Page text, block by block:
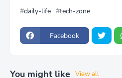
daily-life tech-zone
Facebook
You might like View all